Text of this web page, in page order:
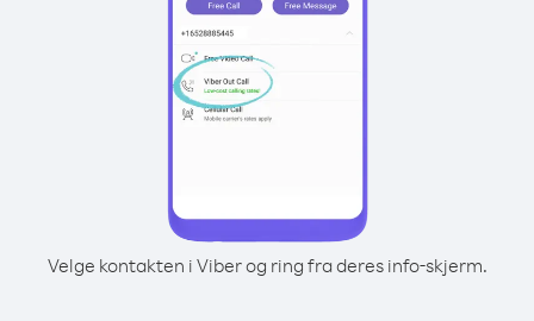
Velge kontakten i Viber og ring fra deres info-skjerm.